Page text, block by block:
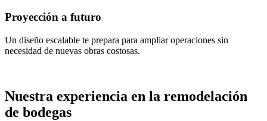
Proyección a futuro
Un diseño escalable te prepara para ampliar operaciones sin
necesidad de nuevas obras costosas.
Nuestra experiencia en la remodelación
de bodegas